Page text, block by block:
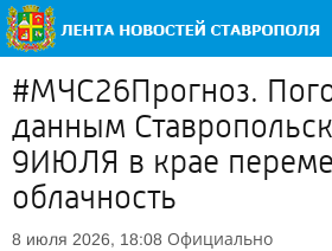
#МЧС26Прогноз.
данным
9ИЮЛЯ в крае
облачность
8 июля 2026, 18:08 Официально